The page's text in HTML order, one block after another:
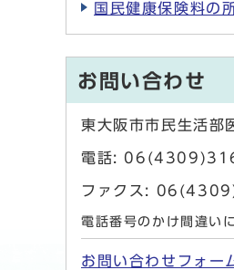
国民健康保険料の
お問い合わせ
東大阪市市民生活部
電話:
ファクス:
電話番号のかけ間違い
お問い合わせフォー